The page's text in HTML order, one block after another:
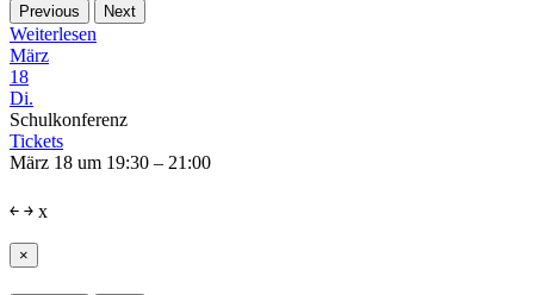
Previous Next
Weiterlesen
März
18
Di.
Schulkonferenz
Tickets
März 18 um 19:30 – 21:00
￩ ￫ x
×